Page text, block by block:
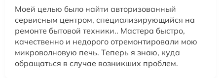
Моей целью было найти авторизованный
сервисным центром, специализирующийся на
ремонте бытовой техники.. Мастера быстро,
качественно и недорого отремонтировали мою
микроволновую печь. Теперь я знаю, куда
обращаться в случае возникших проблем.